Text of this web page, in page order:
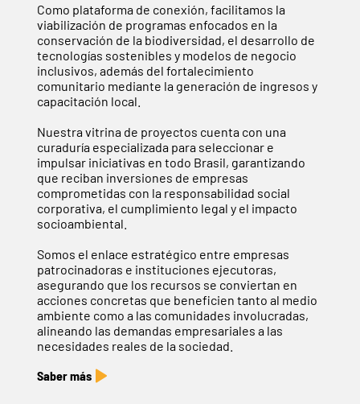
Como plataforma de conexión, facilitamos la
viabilización de programas enfocados en la
conservación de la biodiversidad, el desarrollo de
tecnologías sostenibles y modelos de negocio
inclusivos, además del fortalecimiento
comunitario mediante la generación de ingresos y
capacitación local.
Nuestra vitrina de proyectos cuenta con una
curaduría especializada para seleccionar e
impulsar iniciativas en todo Brasil, garantizando
que reciban inversiones de empresas
comprometidas con la responsabilidad social
corporativa, el cumplimiento legal y el impacto
socioambiental.
Somos el enlace estratégico entre empresas
patrocinadoras e instituciones ejecutoras,
asegurando que los recursos se conviertan en
acciones concretas que beneficien tanto al medio
ambiente como a las comunidades involucradas,
alineando las demandas empresariales a las
necesidades reales de la sociedad.
Saber más